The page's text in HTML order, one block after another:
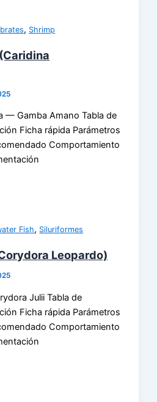
, Shrimp
— Gamba Amano Tabla de
Ficha rápida Parámetros
Comportamiento
Fish, Siluriformes
Leopardo)
Julii Tabla de
Ficha rápida Parámetros
Comportamiento